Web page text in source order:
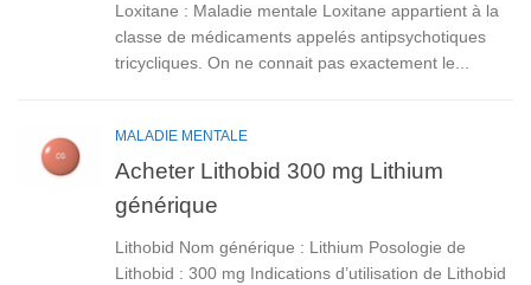
Loxitane : Maladie mentale Loxitane appartient à la
classe de médicaments appelés antipsychotiques
tricycliques. On ne connait pas exactement le...
MALADIE MENTALE
Acheter Lithobid 300 mg Lithium
générique
Lithobid Nom générique : Lithium Posologie de
Lithobid : 300 mg Indications d’utilisation de Lithobid